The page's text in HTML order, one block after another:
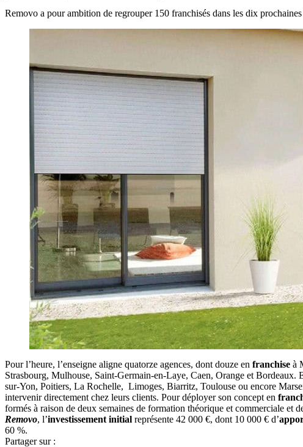
Removo a pour ambition de regrouper 150 franchisés dans les dix prochaines
Pour l’heure, l’enseigne aligne quatorze agences, dont douze en franchise à
Strasbourg, Mulhouse, Saint-Germain-en-Laye, Caen, Orange et Bordeaux.
sur-Yon, Poitiers, La Rochelle, Limoges, Biarritz, Toulouse ou encore
intervenir directement chez leurs clients. Pour déployer son concept en
formés à raison de deux semaines de formation théorique et commerciale et
Removo, l’investissement initial représente 42 000 €, dont 10 000 € d’
60 %.
Partager sur :